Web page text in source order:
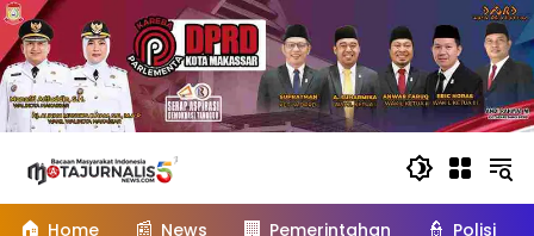
konten
🏠 Home 📰 News 🏢 Pemerintahan 👮 Polisi